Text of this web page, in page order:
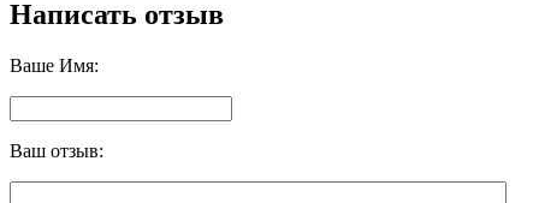
Написать отзыв
Ваше Имя:
Ваш отзыв: